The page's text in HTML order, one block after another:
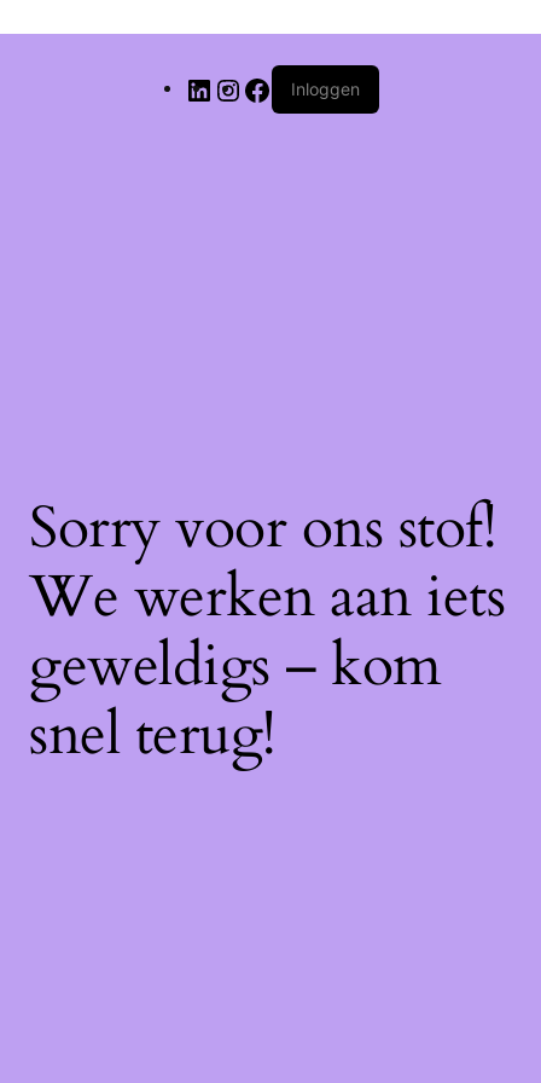
Inloggen
Sorry voor ons stof!
We werken aan iets
geweldigs – kom
snel terug!